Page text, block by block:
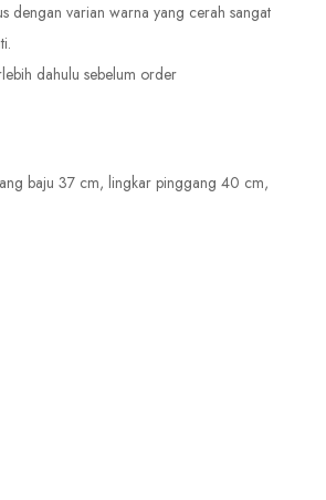
dengan varian warna yang cerah sangat
dahulu sebelum order
baju 37 cm, lingkar pinggang 40 cm,